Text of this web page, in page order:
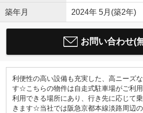
築年月 2024年 5月(築2年)
お問い合わせ(
利便性の高い設備も充実した、高ニーズ
す☆こちらの物件は自走式駐車場がご利
利用できる場所にあり、行き先に応じて
きます☆当社では阪急京都本線淡路周辺